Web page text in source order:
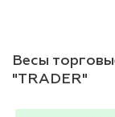
Весы
"TRADER"